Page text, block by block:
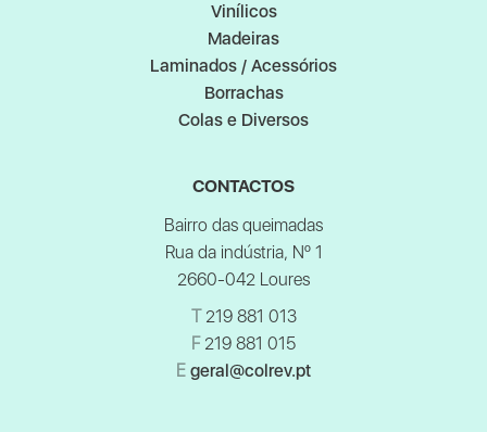
Vinílicos
Madeiras
Laminados / Acessórios
Borrachas
Colas e Diversos
CONTACTOS
Bairro das queimadas
Rua da indústria, Nº 1
2660-042 Loures
T219 881 013
F219 881 015
E geral@colrev.pt